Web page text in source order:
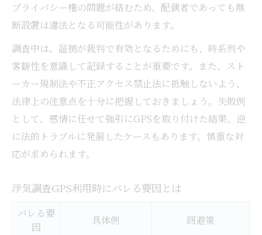
プライバシー権の問題が絡むため、配偶者であっても無
断設置は違法となる可能性があります。
調査中は、証拠が裁判で有効となるためにも、時系列や
客観性を意識して記録することが重要です。また、スト
ーカー規制法や不正アクセス禁止法に抵触しないよう、
法律上の注意点を十分に把握しておきましょう。失敗例
として、感情に任せて強引にGPSを取り付けた結果、逆
に法的トラブルに発展したケースもあります。慎重な対
応が求められます。
浮気調査GPS利用時にバレる要因とは
バレる要
因
具体例 回避策